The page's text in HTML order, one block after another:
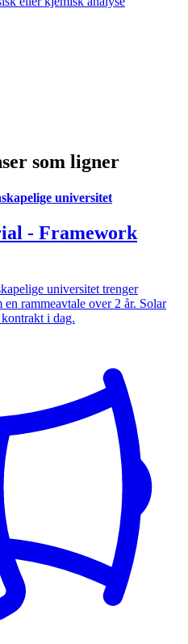
som ligner
universitet
- Framework
universitet trenger
rammeavtale over 2 år. Solar
i dag.